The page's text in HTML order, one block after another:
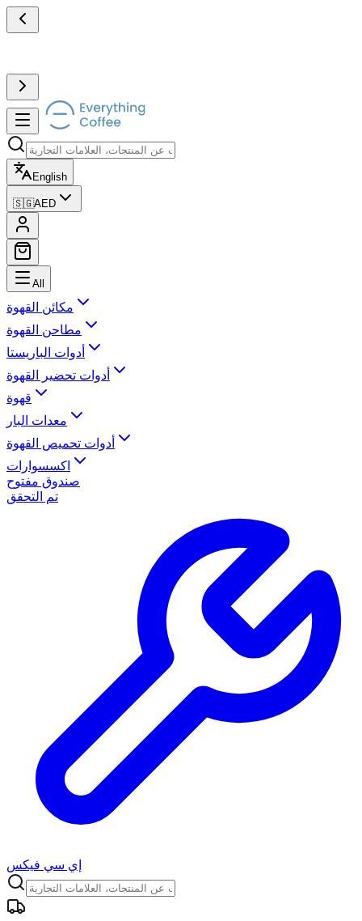
English
🇸🇬AED
All
مكائن القهوة
مطاحن القهوة
أدوات الباريستا
أدوات تحضير القهوة
قهوة
معدات البار
أدوات تحميص القهوة
اكسسوارات
صندوق مفتوح
تم التحقق
إي سي فيكس